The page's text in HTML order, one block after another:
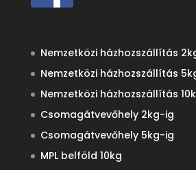
Nemzetközi házhozszállítás
Nemzetközi házhozszállítás
Nemzetközi házhozszállítás
Csomagátvevőhely 2kg-ig
Csomagátvevőhely 5kg-ig
MPL belföld 10kg